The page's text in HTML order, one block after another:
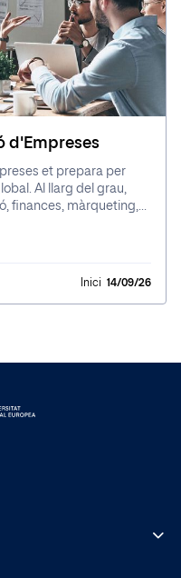
d'Empreses
et prepara per
Al llarg del grau,
finances, màrqueting,
internacionals.
Inici 14/09/26